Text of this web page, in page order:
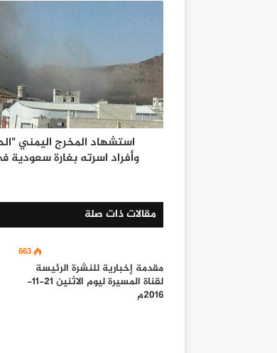
استشهاد المخرج اليمني
وأفراد اسرته بغارة سعودية
مقالات ذات صلة
663
مقدمة إخبارية للنشرة الرئيسة
لقناة المسيرة ليوم الاثنين 21-11-
2016م